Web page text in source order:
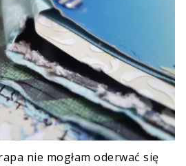
nie mogłam oderwać się